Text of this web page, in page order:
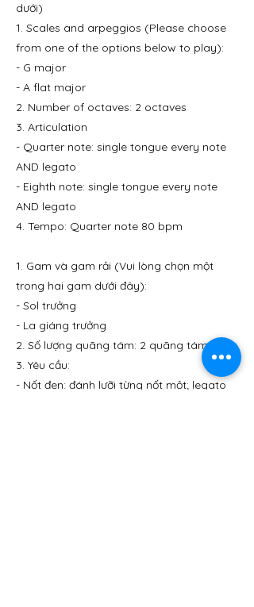
dưới)
1. Scales and arpeggios (Please choose
from one of the options below to play):
- G major
- A flat major
2. Number of octaves: 2 octaves
3. Articulation
- Quarter note: single tongue every note
AND legato
- Eighth note: single tongue every note
AND legato
4. Tempo: Quarter note 80 bpm
1. Gam và gam rải (Vui lòng chọn một
trong hai gam dưới đây):
- Sol trưởng
- La giáng trưởng
2. Số lượng quãng tám: 2 quãng tám
3. Yêu cầu:
- Nốt đen: đánh lưỡi từng nốt một; legato